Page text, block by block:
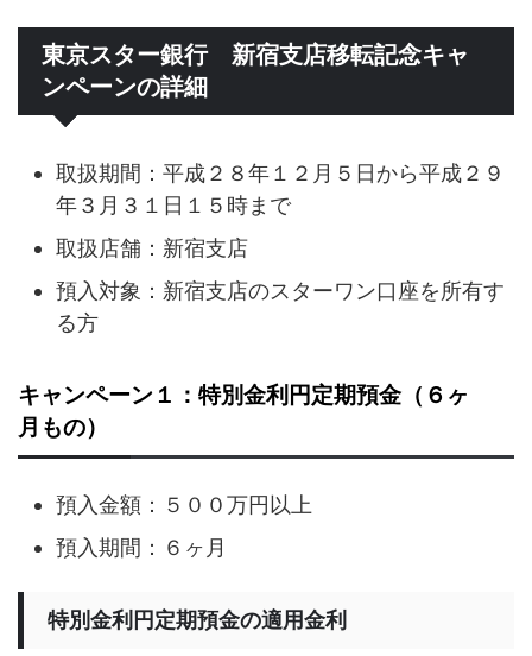
東京スター銀行 新宿支店移転記念キャ
ンペーンの詳細
取扱期間：平成２８年１２月５日から平成２９
年３月３１日１５時まで
取扱店舗：新宿支店
預入対象：新宿支店のスターワン口座を所有す
る方
キャンペーン１：特別金利円定期預金（６ヶ
月もの）
預入金額：５００万円以上
預入期間：６ヶ月
特別金利円定期預金の適用金利